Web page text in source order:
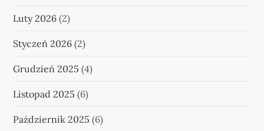
Luty 2026 (2)
Styczeń 2026 (2)
Grudzień 2025 (4)
Listopad 2025 (6)
Październik 2025 (6)